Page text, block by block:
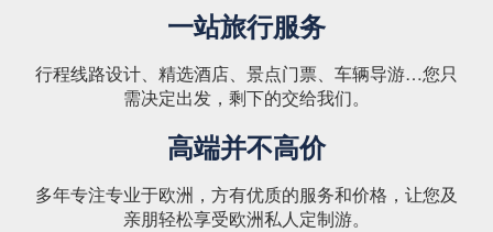
一站旅行服务
行程线路设计、精选酒店、景点门票、车辆导游…您只
需决定出发，剩下的交给我们。
高端并不高价
多年专注专业于欧洲，方有优质的服务和价格，让您及
亲朋轻松享受欧洲私人定制游。